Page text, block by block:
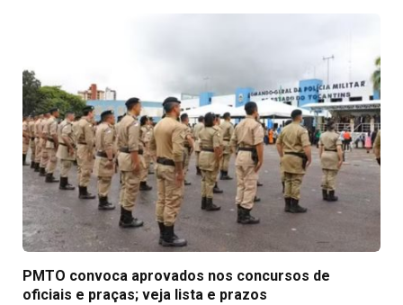
PMTO convoca aprovados nos concursos de
oficiais e praças; veja lista e prazos